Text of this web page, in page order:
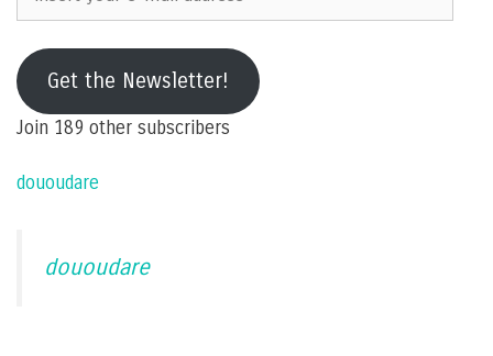
your
mail
addressGet the Newsletter!
Join 189 other subscribers
dououdare
dououdare